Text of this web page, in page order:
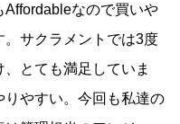
なので買いや
サクラメントでは3度
とても満足していま
やすい。今回も私達の